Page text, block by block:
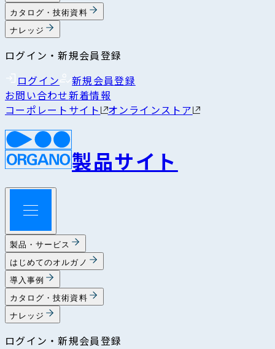
カタログ・技術資料
ナレッジ
ログイン・新規会員登録
ログイン
新規会員登録
お問い合わせ新着情報
コーポレートサイト
オンラインストア
製品サイト
製品・サービス
はじめてのオルガノ
導入事例
カタログ・技術資料
ナレッジ
ログイン・新規会員登録